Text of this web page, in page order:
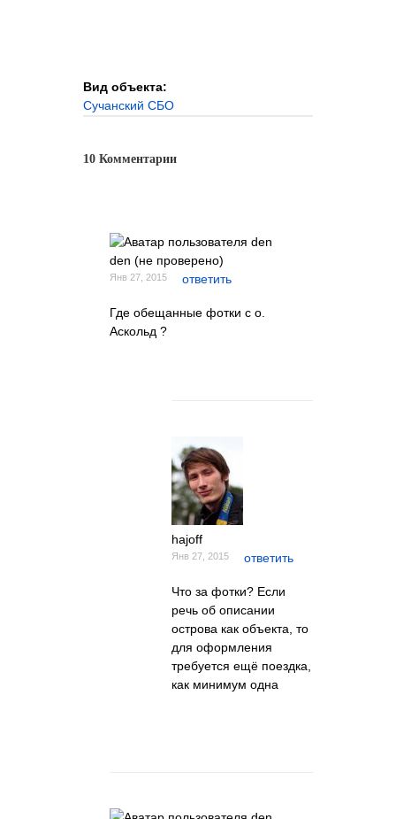
Вид объекта:
Сучанский СБО
10 Комментарии
den (не проверено)
Янв 27, 2015 ответить
Где обещанные фотки с о.
Аскольд ?
hajoff
Янв 27, 2015 ответить
Что за фотки? Если
речь об описании
острова как объекта, то
для оформления
требуется ещё поездка,
как минимум одна